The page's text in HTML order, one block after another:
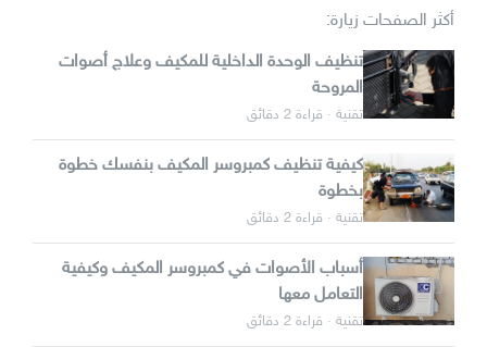
أكثر الصفحات زيارة:
تنظيف الوحدة الداخلية للمكيف وعلاج أصوات
المروحة
تقنية · قراءة 2 دقائق
كيفية تنظيف كمبروسر المكيف بنفسك خطوة
بخطوة
تقنية · قراءة 2 دقائق
أسباب الأصوات في كمبروسر المكيف وكيفية
التعامل معها
تقنية · قراءة 2 دقائق